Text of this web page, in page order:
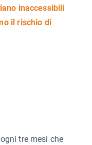
inaccessibili
il rischio di
tre mesi che